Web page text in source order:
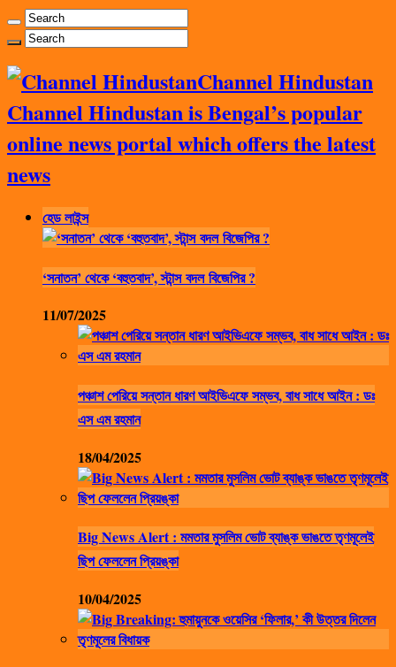
Channel Hindustan
Channel Hindustan is Bengal’s popular
online news portal which offers the latest
news
হেড লাইন্স
‘সনাতন’ থেকে ‘বহুতবাদ’, স্টান্স বদল বিজেপির ?
11/07/2025
পঞ্চাশ পেরিয়ে সন্তান ধারণ আইভিএফে সম্ভব, বাধ সাধে আইন : ডঃ
এস এম রহমান
18/04/2025
Big News Alert : মমতার মুসলিম ভোট ব্যাঙ্ক ভাঙতে তৃণমূলেই
ছিপ ফেললেন প্রিয়ঙ্কা
10/04/2025